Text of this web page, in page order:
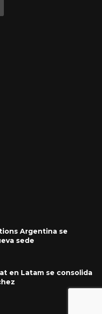
Argentina se
sede
en Latam se consolida